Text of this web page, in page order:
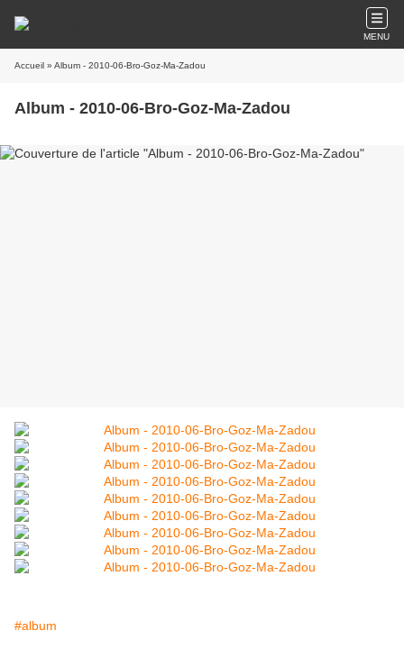
MENU
Accueil » Album - 2010-06-Bro-Goz-Ma-Zadou
Album - 2010-06-Bro-Goz-Ma-Zadou
#album